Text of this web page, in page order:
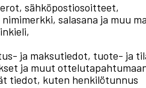
sähköpostiosoitteet,
salasana ja muu
ja maksutiedot, tuote- ja
ja muut
tiedot, kuten henkilötunnus